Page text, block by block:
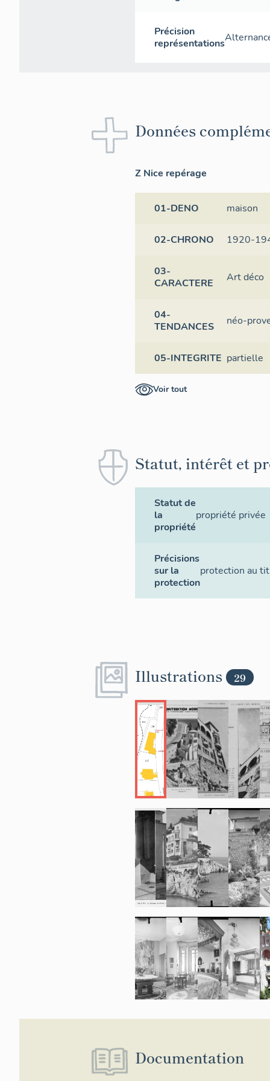
Précision
représentations
Données
Z Nice repérage
01-DENO maison
02-CHRONO 1920-
03-
CARACTERE
Art déco
04-
TENDANCES
néo-
05-INTEGRITE partielle
Voir tout
Statut, intérêt et
Statut de
la
propriété
propriété privée
Précisions
sur la
protection
protection au
Illustrations 29
Documentation